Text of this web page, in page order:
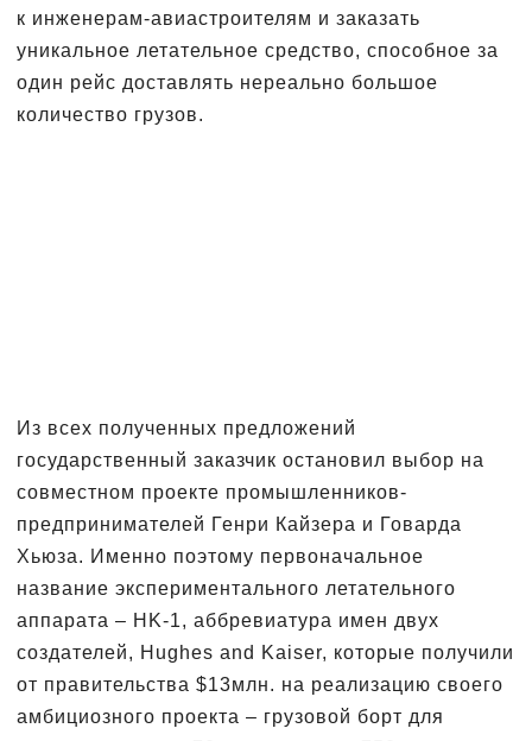
к инженерам-авиастроителям и заказать
уникальное летательное средство, способное за
один рейс доставлять нереально большое
количество грузов.
Из всех полученных предложений
государственный заказчик остановил выбор на
совместном проекте промышленников-
предпринимателей Генри Кайзера и Говарда
Хьюза. Именно поэтому первоначальное
название экспериментального летательного
аппарата – HK-1, аббревиатура имен двух
создателей, Hughes and Kaiser, которые получили
от правительства $13млн. на реализацию своего
амбициозного проекта – грузовой борт для